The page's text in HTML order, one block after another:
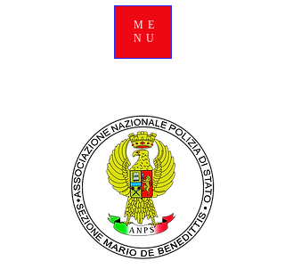
ME
NU